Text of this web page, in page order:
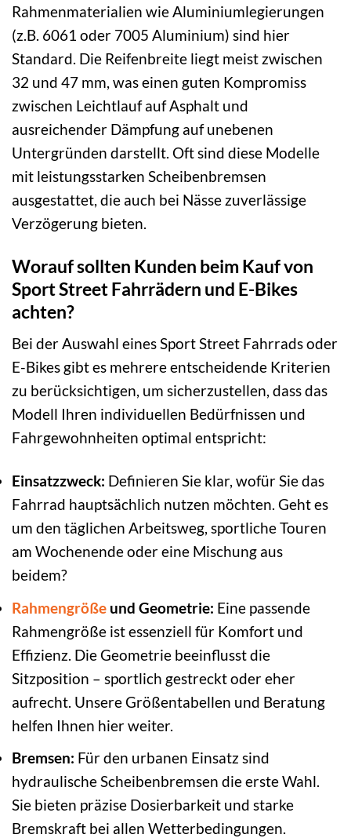
Rahmenmaterialien wie Aluminiumlegierungen
(z.B. 6061 oder 7005 Aluminium) sind hier
Standard. Die Reifenbreite liegt meist zwischen
32 und 47 mm, was einen guten Kompromiss
zwischen Leichtlauf auf Asphalt und
ausreichender Dämpfung auf unebenen
Untergründen darstellt. Oft sind diese Modelle
mit leistungsstarken Scheibenbremsen
ausgestattet, die auch bei Nässe zuverlässige
Verzögerung bieten.
Worauf sollten Kunden beim Kauf von
Sport Street Fahrrädern und E-Bikes
achten?
Bei der Auswahl eines Sport Street Fahrrads oder
E-Bikes gibt es mehrere entscheidende Kriterien
zu berücksichtigen, um sicherzustellen, dass das
Modell Ihren individuellen Bedürfnissen und
Fahrgewohnheiten optimal entspricht:
Einsatzzweck: Definieren Sie klar, wofür Sie das
Fahrrad hauptsächlich nutzen möchten. Geht es
um den täglichen Arbeitsweg, sportliche Touren
am Wochenende oder eine Mischung aus
beidem?
Rahmengröße und Geometrie: Eine passende
Rahmengröße ist essenziell für Komfort und
Effizienz. Die Geometrie beeinflusst die
Sitzposition – sportlich gestreckt oder eher
aufrecht. Unsere Größentabellen und Beratung
helfen Ihnen hier weiter.
Bremsen: Für den urbanen Einsatz sind
hydraulische Scheibenbremsen die erste Wahl.
Sie bieten präzise Dosierbarkeit und starke
Bremskraft bei allen Wetterbedingungen.